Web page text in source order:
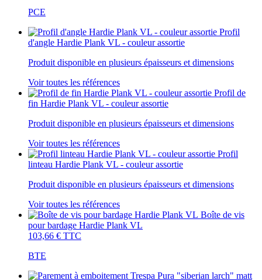
PCE
Profil
d'angle Hardie Plank VL - couleur assortie
Produit disponible en plusieurs épaisseurs et dimensions
Voir toutes les références
Profil de
fin Hardie Plank VL - couleur assortie
Produit disponible en plusieurs épaisseurs et dimensions
Voir toutes les références
Profil
linteau Hardie Plank VL - couleur assortie
Produit disponible en plusieurs épaisseurs et dimensions
Voir toutes les références
Boîte de vis
pour bardage Hardie Plank VL
103,66 € TTC
BTE